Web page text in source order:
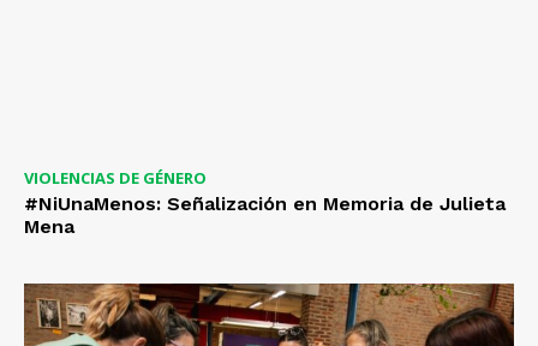
VIOLENCIAS DE GÉNERO
#NiUnaMenos: Señalización en Memoria de Julieta
Mena